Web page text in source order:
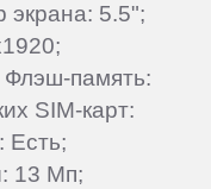
экрана: 5.5";
Флэш-память:
SIM-карт:
Есть;
13 Мп;